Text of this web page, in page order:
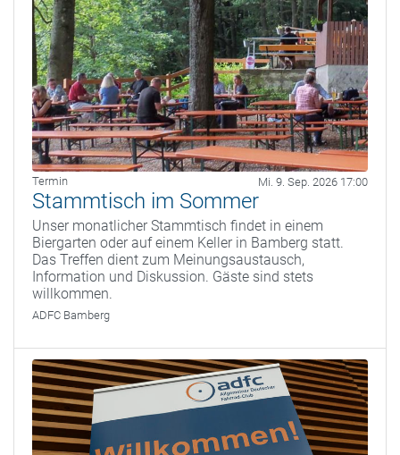
Termin Mi. 9. Sep. 2026 17:00
Stammtisch im Sommer
Unser monatlicher Stammtisch findet in einem
Biergarten oder auf einem Keller in Bamberg statt.
Das Treffen dient zum Meinungsaustausch,
Information und Diskussion. Gäste sind stets
willkommen.
ADFC Bamberg